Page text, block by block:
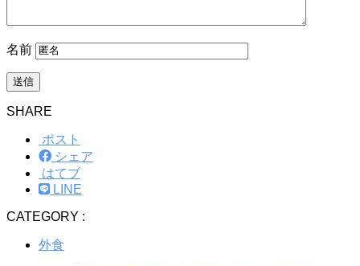
名前
SHARE
ポスト
シェア
はてブ
LINE
CATEGORY :
外食